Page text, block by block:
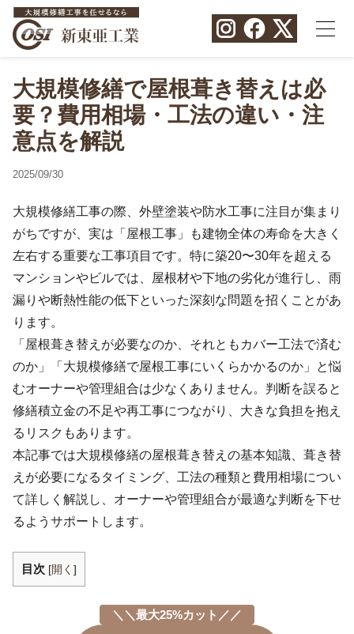
大規模修繕で屋根葺き替えは必
要？費用相場・工法の違い・注
意点を解説
2025/09/30
大規模修繕工事の際、外壁塗装や防水工事に注目が集まり
がちですが、実は「屋根工事」も建物全体の寿命を大きく
左右する重要な工事項目です。特に築20〜30年を超える
マンションやビルでは、屋根材や下地の劣化が進行し、雨
漏りや断熱性能の低下といった深刻な問題を招くことがあ
ります。
「屋根葺き替えが必要なのか、それともカバー工法で済む
のか」「大規模修繕で屋根工事にいくらかかるのか」と悩
むオーナーや管理組合は少なくありません。判断を誤ると
修繕積立金の不足や再工事につながり、大きな負担を抱え
るリスクもあります。
本記事では大規模修繕の屋根葺き替えの基本知識、葺き替
えが必要になるタイミング、工法の種類と費用相場につい
て詳しく解説し、オーナーや管理組合が最適な判断を下せ
るようサポートします。
目次 [開く ]
＼＼最大25%カット／／